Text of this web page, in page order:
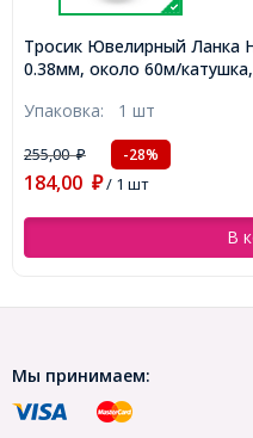
Тросик Ювелирный Ланка
0.38мм, около 60м/
Упаковка: 1 шт
255,00₽ -28%
184,00 ₽/ 1 шт
В
Мы принимаем: